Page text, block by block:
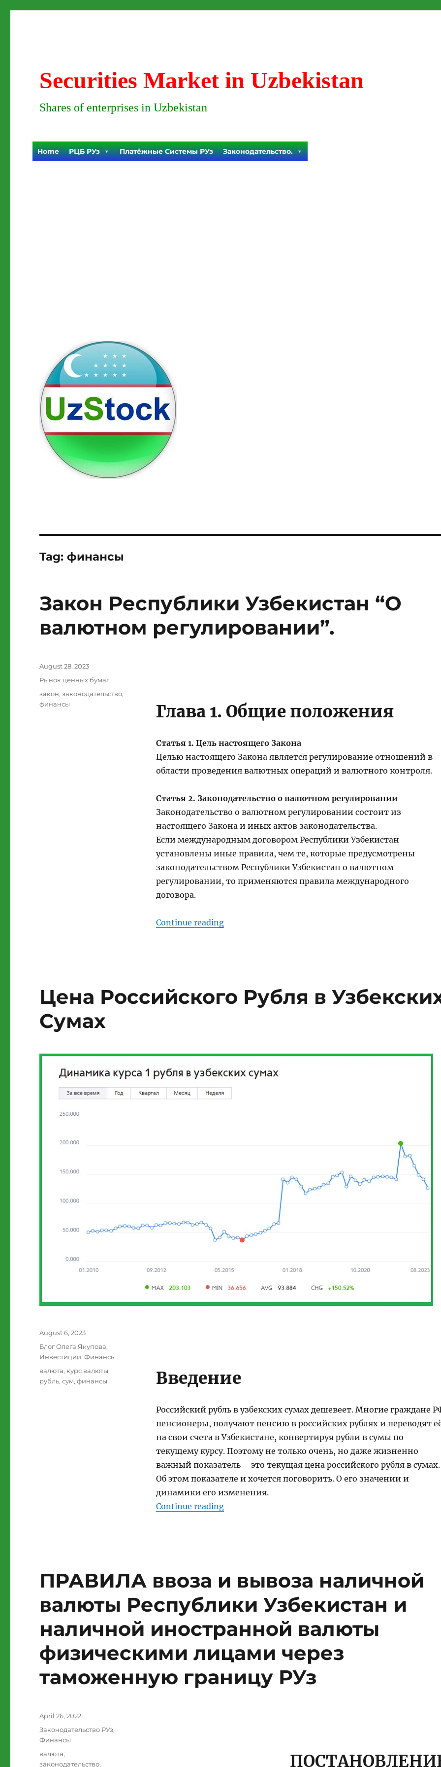
Securities Market in Uzbekistan
Shares of enterprises in Uzbekistan
Home РЦБ РУз Платёжные Системы РУз Законодательство.
Tag:финансы
Закон Республики Узбекистан “О
валютном регулировании”.
Глава 1. Общие положения
Статья 1. Цель настоящего Закона
Целью настоящего Закона является регулирование отношений в
области проведения валютных операций и валютного контроля.
Статья 2. Законодательство о валютном регулировании
Законодательство о валютном регулировании состоит из
настоящего Закона и иных актов законодательства.
Если международным договором Республики Узбекистан
установлены иные правила, чем те, которые предусмотрены
законодательством Республики Узбекистан о валютном
регулировании, то применяются правила международного
договора.
Continue reading“Закон Республики Узбекистан “О валютном
Posted
August 28, 2023
Categories
Рынок ценных бумаг
Tags
закон,законодательство,
финансы
Цена Российского Рубля в
Сумах
Введение
Российский рубль в узбекских сумах дешевеет. Многие граждане
пенсионеры, получают пенсию в российских рублях и переводят
на свои счета в Узбекистане, конвертируя рубли в сумы по
текущему курсу. Поэтому не только очень, но даже жизненно
важный показатель – это текущая цена российского рубля в сумах.
Об этом показателе и хочется поговорить. О его значении и
динамики его изменения.
Continue reading“Цена Российского Рубля в Узбекских Сумах”
Posted
August 6, 2023
Categories
Блог Олега Якупова,
Инвестиции,Финансы
Tags
валюта, курс валюты,
рубль,сум,финансы
ПРАВИЛА ввоза и вывоза наличной
валюты Республики Узбекистан и
наличной иностранной валюты
физическими лицами через
таможенную границу РУз
Posted
on
April 26, 2022
Categories
Законодательство РУз,
Финансы
Tags
валюта,
законодательство,